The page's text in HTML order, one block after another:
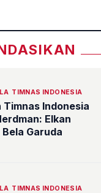
TIMNAS INDONESIA
Timnas Indonesia
Elkan
Garuda
TIMNAS INDONESIA